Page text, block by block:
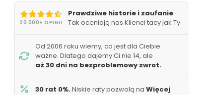
20 000+ OPINII
Prawdziwe historie i zaufanie
Tak oceniają nas Klienci tacy jak Ty
Od 2006 roku wiemy, co jest dla Ciebie
ważne. Dlatego dajemy Ci nie 14, ale
aż 30 dni na bezproblemowy zwrot.
30 rat 0%.Niskie raty pozwolą na Więcej